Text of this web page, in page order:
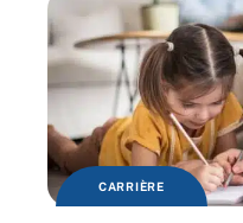
CARRIÈRE